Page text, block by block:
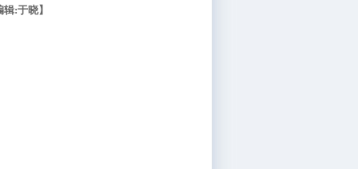
辑:于晓】